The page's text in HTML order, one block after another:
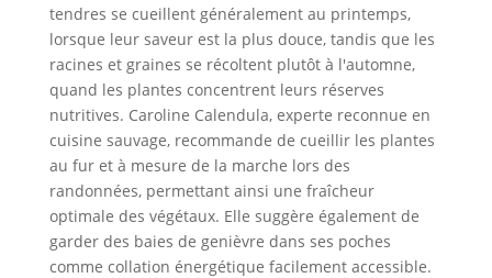
tendres se cueillent généralement au printemps,
lorsque leur saveur est la plus douce, tandis que les
racines et graines se récoltent plutôt à l'automne,
quand les plantes concentrent leurs réserves
nutritives. Caroline Calendula, experte reconnue en
cuisine sauvage, recommande de cueillir les plantes
au fur et à mesure de la marche lors des
randonnées, permettant ainsi une fraîcheur
optimale des végétaux. Elle suggère également de
garder des baies de genièvre dans ses poches
comme collation énergétique facilement accessible.